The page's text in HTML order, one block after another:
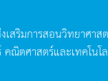
สริมการสอนวิทยาศาส
คณิตศาสตร์และเทคโน